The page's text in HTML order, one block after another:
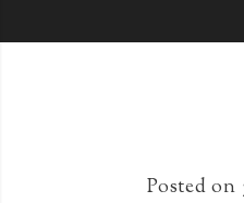
Posted on